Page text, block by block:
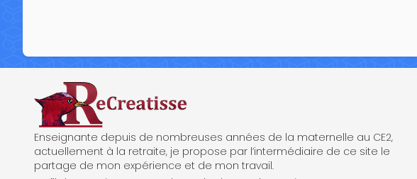
ReCreatisse
Enseignante depuis de nombreuses années de la maternelle au CE2,
actuellement à la retraite, je propose par l’intermédiaire de ce site le
partage de mon expérience et de mon travail.